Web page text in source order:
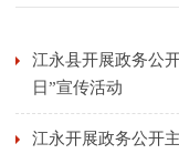
江永县开展政务公
日”宣传活动
江永开展政务公开